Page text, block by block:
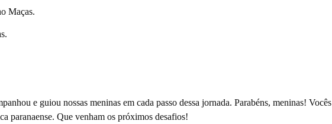
Maças.
e guiou nossas meninas em cada passo dessa jornada. Parabéns, meninas! Vocês
paranaense. Que venham os próximos desafios!